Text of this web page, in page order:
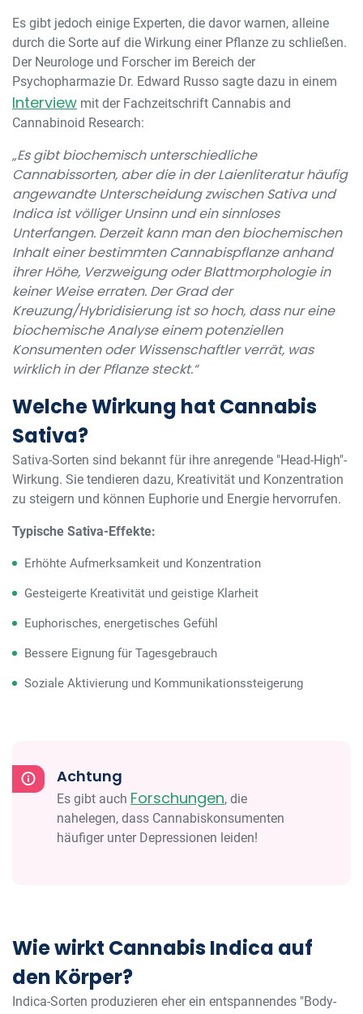
Es gibt jedoch einige Experten, die davor warnen, alleine
durch die Sorte auf die Wirkung einer Pflanze zu schließen.
Der Neurologe und Forscher im Bereich der
Psychopharmazie Dr. Edward Russo sagte dazu in einem
Interview mit der Fachzeitschrift Cannabis and
Cannabinoid Research:
„Es gibt biochemisch unterschiedliche
Cannabissorten, aber die in der Laienliteratur häufig
angewandte Unterscheidung zwischen Sativa und
Indica ist völliger Unsinn und ein sinnloses
Unterfangen. Derzeit kann man den biochemischen
Inhalt einer bestimmten Cannabispflanze anhand
ihrer Höhe, Verzweigung oder Blattmorphologie in
keiner Weise erraten. Der Grad der
Kreuzung/Hybridisierung ist so hoch, dass nur eine
biochemische Analyse einem potenziellen
Konsumenten oder Wissenschaftler verrät, was
wirklich in der Pflanze steckt.“
Welche Wirkung hat Cannabis
Sativa?
Sativa-Sorten sind bekannt für ihre anregende "Head-High"-
Wirkung. Sie tendieren dazu, Kreativität und Konzentration
zu steigern und können Euphorie und Energie hervorrufen.
Typische Sativa-Effekte:
Erhöhte Aufmerksamkeit und Konzentration
Gesteigerte Kreativität und geistige Klarheit
Euphorisches, energetisches Gefühl
Bessere Eignung für Tagesgebrauch
Soziale Aktivierung und Kommunikationssteigerung
Achtung
Es gibt auch Forschungen, die
nahelegen, dass Cannabiskonsumenten
häufiger unter Depressionen leiden!
Wie wirkt Cannabis Indica auf
den Körper?
Indica-Sorten produzieren eher ein entspannendes "Body-